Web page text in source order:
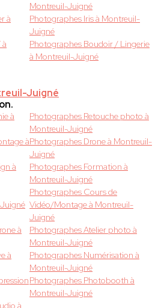
Montreuil-Juigné
à
Photographes Iris à Montreuil-
Juigné
Photographes Boudoir / Lingerie
à Montreuil-Juigné
Juigné
à
Photographes Retouche photo à
Montreuil-Juigné
àPhotographes Drone à Montreuil-
Juigné
à
Photographes Formation à
Montreuil-Juigné
Photographes Cours de
Vidéo/Montage à Montreuil-
Juigné
à
Photographes Atelier photo à
Montreuil-Juigné
à
Photographes Numérisation à
Montreuil-Juigné
Photographes Photobooth à
Montreuil-Juigné
à